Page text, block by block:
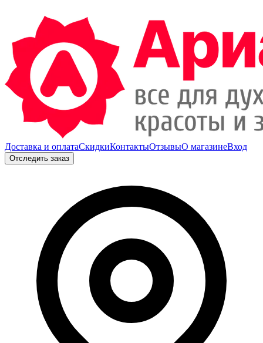
Доставка и оплатаСкидкиКонтактыОтзывыО магазинеВход
Отследить заказ